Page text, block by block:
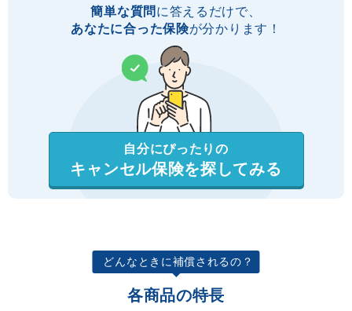
簡単な質問 に答えるだけで、
あなたに合った保険が分かります！
自分にぴったりの
キャンセル保険を探してみる
どんなときに補償されるの？
各商品の特長